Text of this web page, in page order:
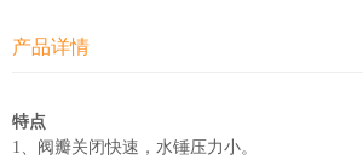
产品详情
特点
1、阀瓣关闭快速，水锤压力小。